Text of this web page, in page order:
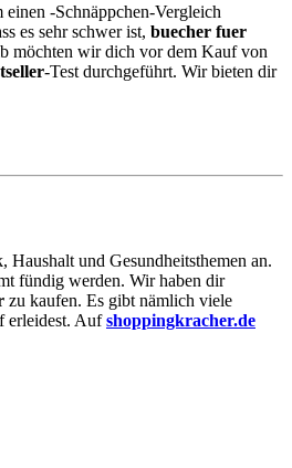
-Schnäppchen-Vergleich
es sehr schwer ist, buecher fuer
möchten wir dich vor dem Kauf von
-Test durchgeführt. Wir bieten dir
und Gesundheitsthemen an.
fündig werden. Wir haben dir
zu kaufen. Es gibt nämlich viele
erleidest. Aufshoppingkracher.de